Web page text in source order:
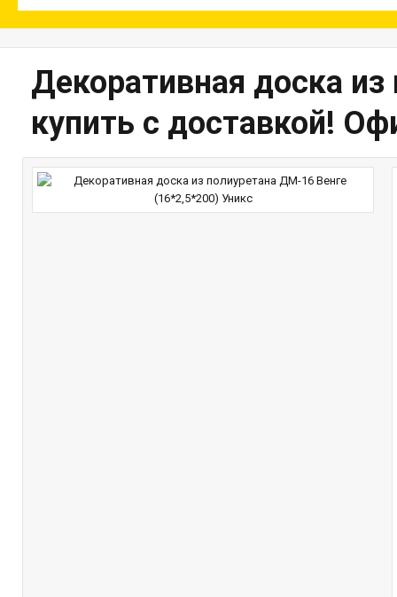
Декоративная доска
купить с доставкой!